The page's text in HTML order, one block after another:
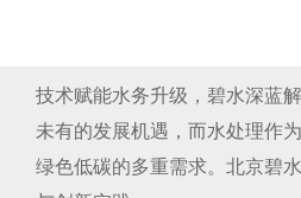
技术赋能水务升级，碧水深蓝
未有的发展机遇，而水处理作
绿色低碳的多重需求。北京碧